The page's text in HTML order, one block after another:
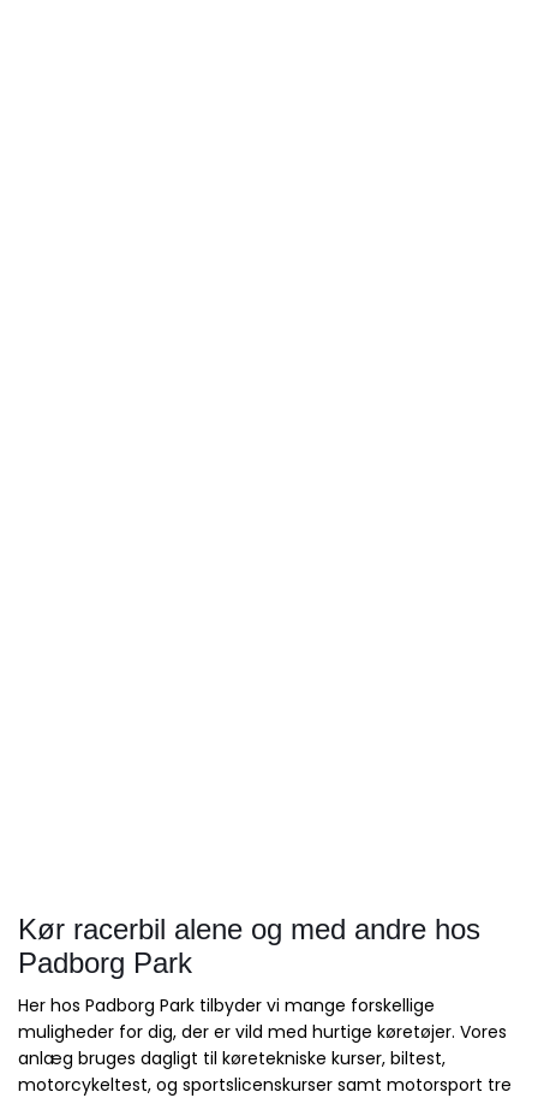
Kør racerbil alene og med andre hos
Padborg Park
Her hos Padborg Park tilbyder vi mange forskellige
muligheder for dig, der er vild med hurtige køretøjer. Vores
anlæg bruges dagligt til køretekniske kurser, biltest,
motorcykeltest, og sportslicenskurser samt motorsport tre